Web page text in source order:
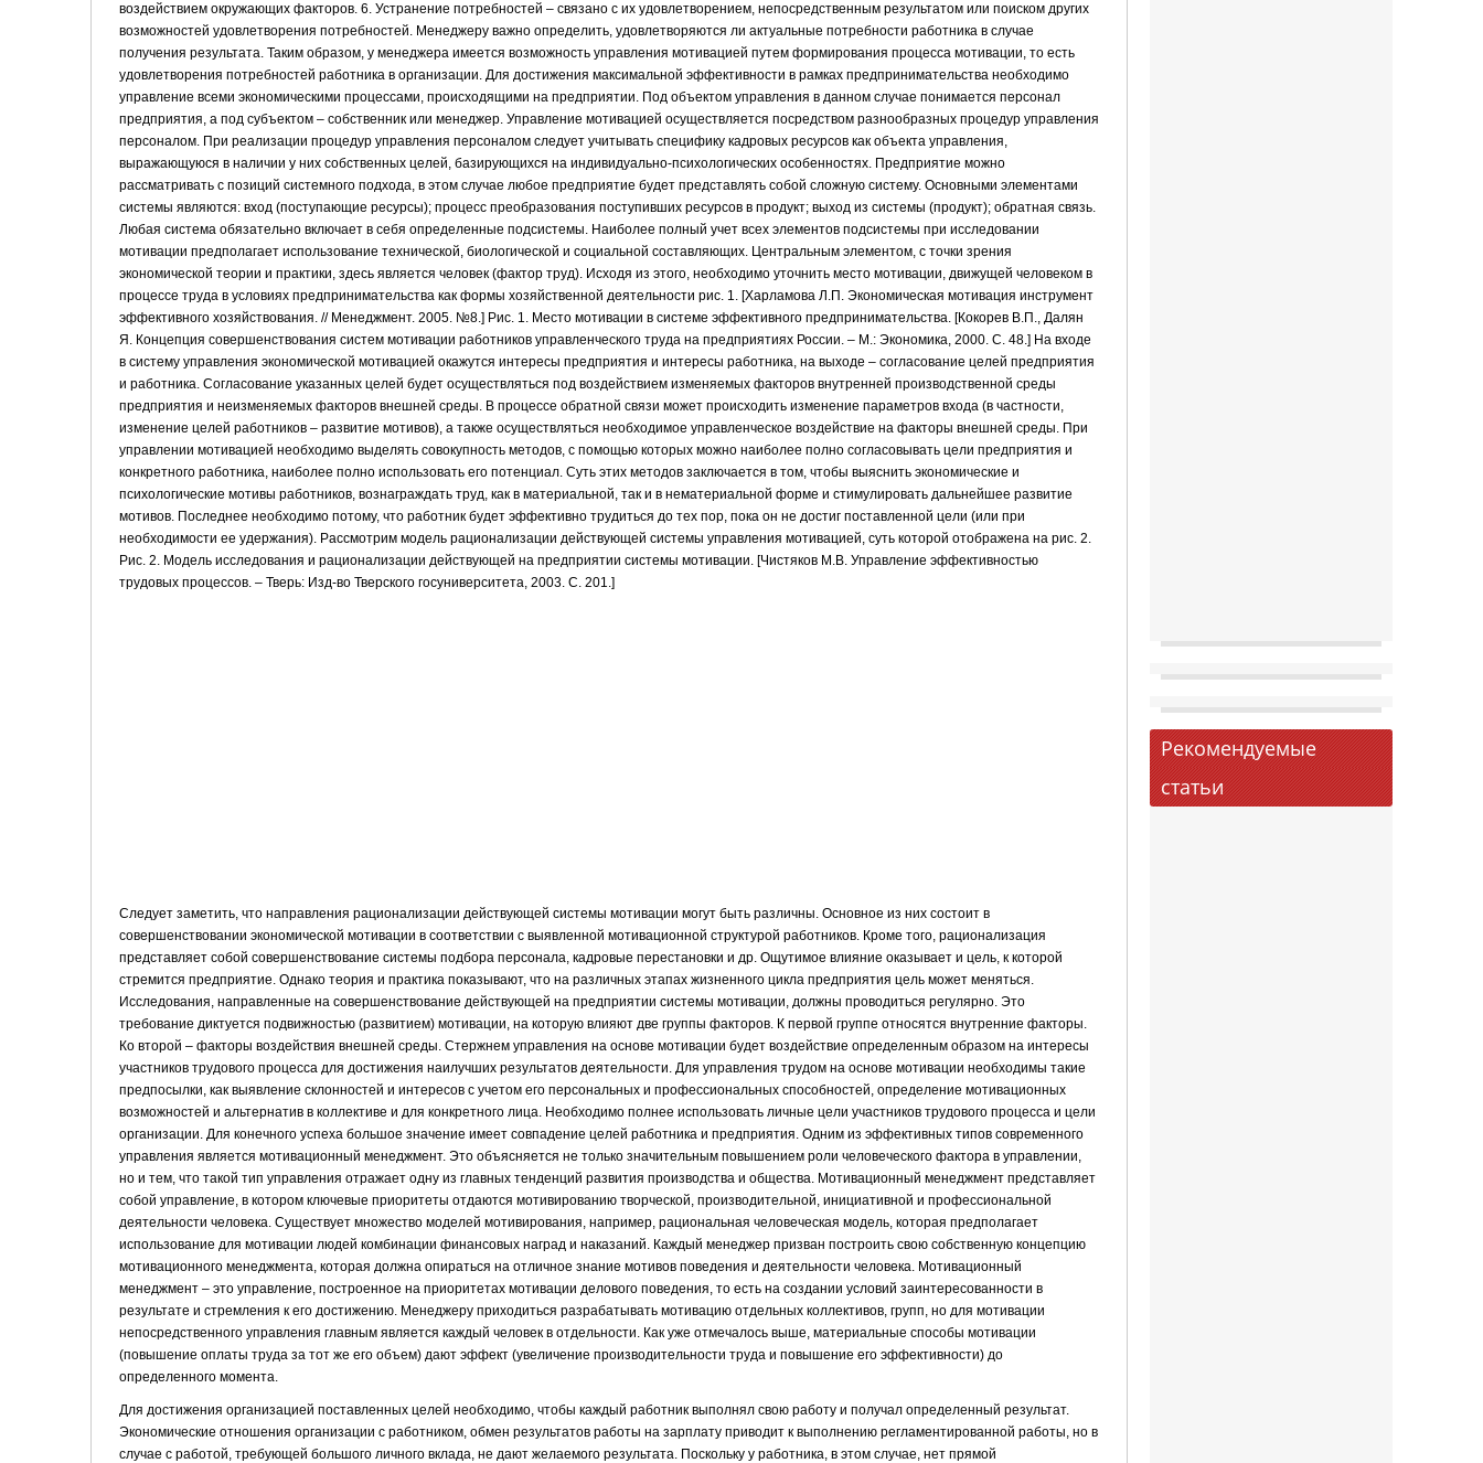
воздействием окружающих факторов. 6. Устранение потребностей – связано с их удовлетворением, непосредственным результатом или поиском других
возможностей удовлетворения потребностей. Менеджеру важно определить, удовлетворяются ли актуальные потребности работника в случае
получения результата. Таким образом, у менеджера имеется возможность управления мотивацией путем формирования процесса мотивации, то есть
удовлетворения потребностей работника в организации. Для достижения максимальной эффективности в рамках предпринимательства необходимо
управление всеми экономическими процессами, происходящими на предприятии. Под объектом управления в данном случае понимается персонал
предприятия, а под субъектом – собственник или менеджер. Управление мотивацией осуществляется посредством разнообразных процедур управления
персоналом. При реализации процедур управления персоналом следует учитывать специфику кадровых ресурсов как объекта управления,
выражающуюся в наличии у них собственных целей, базирующихся на индивидуально-психологических особенностях. Предприятие можно
рассматривать с позиций системного подхода, в этом случае любое предприятие будет представлять собой сложную систему. Основными элементами
системы являются: вход (поступающие ресурсы); процесс преобразования поступивших ресурсов в продукт; выход из системы (продукт); обратная связь.
Любая система обязательно включает в себя определенные подсистемы. Наиболее полный учет всех элементов подсистемы при исследовании
мотивации предполагает использование технической, биологической и социальной составляющих. Центральным элементом, с точки зрения
экономической теории и практики, здесь является человек (фактор труд). Исходя из этого, необходимо уточнить место мотивации, движущей человеком в
процессе труда в условиях предпринимательства как формы хозяйственной деятельности рис. 1. [Харламова Л.П. Экономическая мотивация инструмент
эффективного хозяйствования. // Менеджмент. 2005. №8.] Рис. 1. Место мотивации в системе эффективного предпринимательства. [Кокорев В.П., Далян
Я. Концепция совершенствования систем мотивации работников управленческого труда на предприятиях России. – М.: Экономика, 2000. С. 48.] На входе
в систему управления экономической мотивацией окажутся интересы предприятия и интересы работника, на выходе – согласование целей предприятия
и работника. Согласование указанных целей будет осуществляться под воздействием изменяемых факторов внутренней производственной среды
предприятия и неизменяемых факторов внешней среды. В процессе обратной связи может происходить изменение параметров входа (в частности,
изменение целей работников – развитие мотивов), а также осуществляться необходимое управленческое воздействие на факторы внешней среды. При
управлении мотивацией необходимо выделять совокупность методов, с помощью которых можно наиболее полно согласовывать цели предприятия и
конкретного работника, наиболее полно использовать его потенциал. Суть этих методов заключается в том, чтобы выяснить экономические и
психологические мотивы работников, вознаграждать труд, как в материальной, так и в нематериальной форме и стимулировать дальнейшее развитие
мотивов. Последнее необходимо потому, что работник будет эффективно трудиться до тех пор, пока он не достиг поставленной цели (или при
необходимости ее удержания). Рассмотрим модель рационализации действующей системы управления мотивацией, суть которой отображена на рис. 2.
Рис. 2. Модель исследования и рационализации действующей на предприятии системы мотивации. [Чистяков М.В. Управление эффективностью
трудовых процессов. – Тверь: Изд-во Тверского госуниверситета, 2003. С. 201.]
Следует заметить, что направления рационализации действующей системы мотивации могут быть различны. Основное из них состоит в
совершенствовании экономической мотивации в соответствии с выявленной мотивационной структурой работников. Кроме того, рационализация
представляет собой совершенствование системы подбора персонала, кадровые перестановки и др. Ощутимое влияние оказывает и цель, к которой
стремится предприятие. Однако теория и практика показывают, что на различных этапах жизненного цикла предприятия цель может меняться.
Исследования, направленные на совершенствование действующей на предприятии системы мотивации, должны проводиться регулярно. Это
требование диктуется подвижностью (развитием) мотивации, на которую влияют две группы факторов. К первой группе относятся внутренние факторы.
Ко второй – факторы воздействия внешней среды. Стержнем управления на основе мотивации будет воздействие определенным образом на интересы
участников трудового процесса для достижения наилучших результатов деятельности. Для управления трудом на основе мотивации необходимы такие
предпосылки, как выявление склонностей и интересов с учетом его персональных и профессиональных способностей, определение мотивационных
возможностей и альтернатив в коллективе и для конкретного лица. Необходимо полнее использовать личные цели участников трудового процесса и цели
организации. Для конечного успеха большое значение имеет совпадение целей работника и предприятия. Одним из эффективных типов современного
управления является мотивационный менеджмент. Это объясняется не только значительным повышением роли человеческого фактора в управлении,
но и тем, что такой тип управления отражает одну из главных тенденций развития производства и общества. Мотивационный менеджмент представляет
собой управление, в котором ключевые приоритеты отдаются мотивированию творческой, производительной, инициативной и профессиональной
деятельности человека. Существует множество моделей мотивирования, например, рациональная человеческая модель, которая предполагает
использование для мотивации людей комбинации финансовых наград и наказаний. Каждый менеджер призван построить свою собственную концепцию
мотивационного менеджмента, которая должна опираться на отличное знание мотивов поведения и деятельности человека. Мотивационный
менеджмент – это управление, построенное на приоритетах мотивации делового поведения, то есть на создании условий заинтересованности в
результате и стремления к его достижению. Менеджеру приходиться разрабатывать мотивацию отдельных коллективов, групп, но для мотивации
непосредственного управления главным является каждый человек в отдельности. Как уже отмечалось выше, материальные способы мотивации
(повышение оплаты труда за тот же его объем) дают эффект (увеличение производительности труда и повышение его эффективности) до
определенного момента.
Для достижения организацией поставленных целей необходимо, чтобы каждый работник выполнял свою работу и получал определенный результат.
Экономические отношения организации с работником, обмен результатов работы на зарплату приводит к выполнению регламентированной работы, но в
случае с работой, требующей большого личного вклада, не дают желаемого результата. Поскольку у работника, в этом случае, нет прямой
Рекомендуемые
статьи